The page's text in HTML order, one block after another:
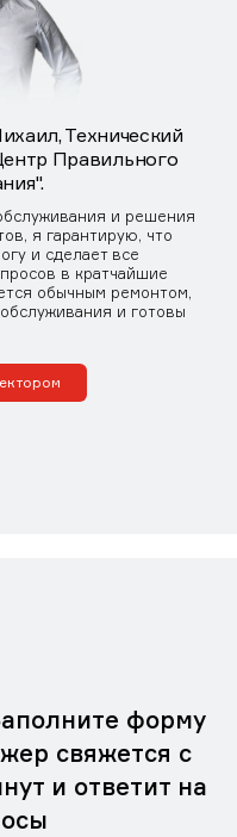
Технический
Правильного
и решения
я гарантирую, что
и сделает все
в кратчайшие
обычным ремонтом,
и готовы
форму
свяжется с
и ответит на